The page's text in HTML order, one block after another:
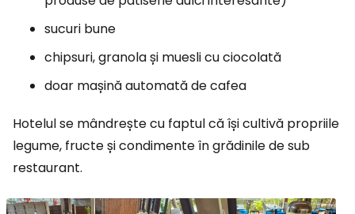
sucuri bune
chipsuri, granola și muesli cu ciocolată
doar mașină automată de cafea
Hotelul se mândrește cu faptul că își cultivă propriile
legume, fructe și condimente în grădinile de sub
restaurant.